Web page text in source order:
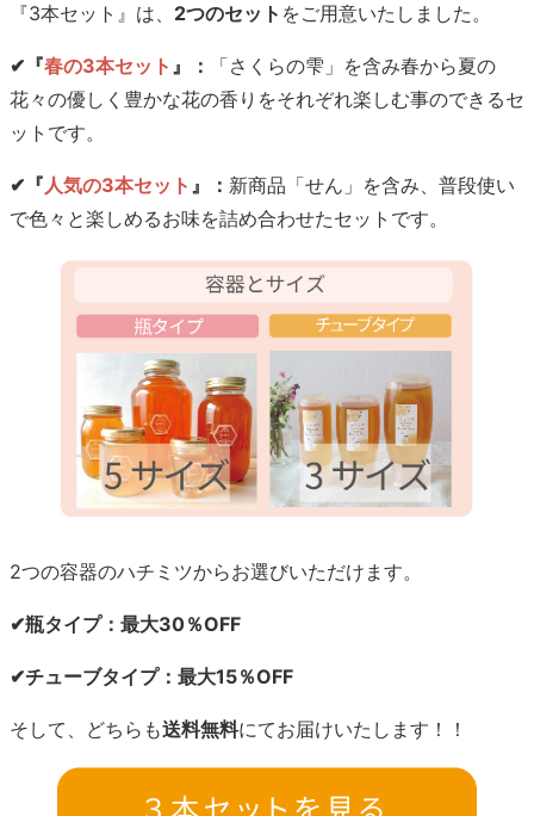
『3本セット』は、 2つのセット をご用意いたしました。
✔『春の3本セット 』：
「さくらの雫」を含み春から夏の
花々の優しく豊かな花の香りをそれぞれ楽しむ事のできるセ
ットです。
✔『人気の3本セット 』： 新商品「せん」を含み、普段使い
で色々と楽しめるお味を詰め合わせたセットです。
2つの容器のハチミツからお選びいただけます。
✔瓶タイプ：最大30％OFF
✔チューブタイプ：最大15％OFF
そして、どちらも送料無料にてお届けいたします！！